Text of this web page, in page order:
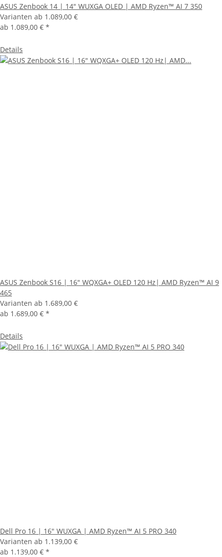
ASUS Zenbook 14 | 14" WUXGA OLED | AMD Ryzen™ AI 7 350
Varianten ab 1.089,00 €
ab 1.089,00 € *
Details
ASUS Zenbook S16 | 16" WQXGA+ OLED 120 Hz| AMD Ryzen™ AI 9
465
Varianten ab 1.689,00 €
ab 1.689,00 € *
Details
Dell Pro 16 | 16" WUXGA | AMD Ryzen™ AI 5 PRO 340
Varianten ab 1.139,00 €
ab 1.139,00 € *